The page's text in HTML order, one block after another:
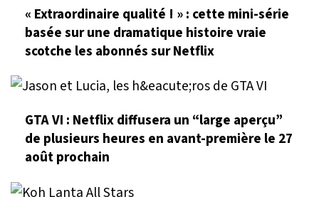
« Extraordinaire qualité ! » : cette mini-série
basée sur une dramatique histoire vraie
scotche les abonnés sur Netflix
GTA VI : Netflix diffusera un “large aperçu”
de plusieurs heures en avant-première le 27
août prochain